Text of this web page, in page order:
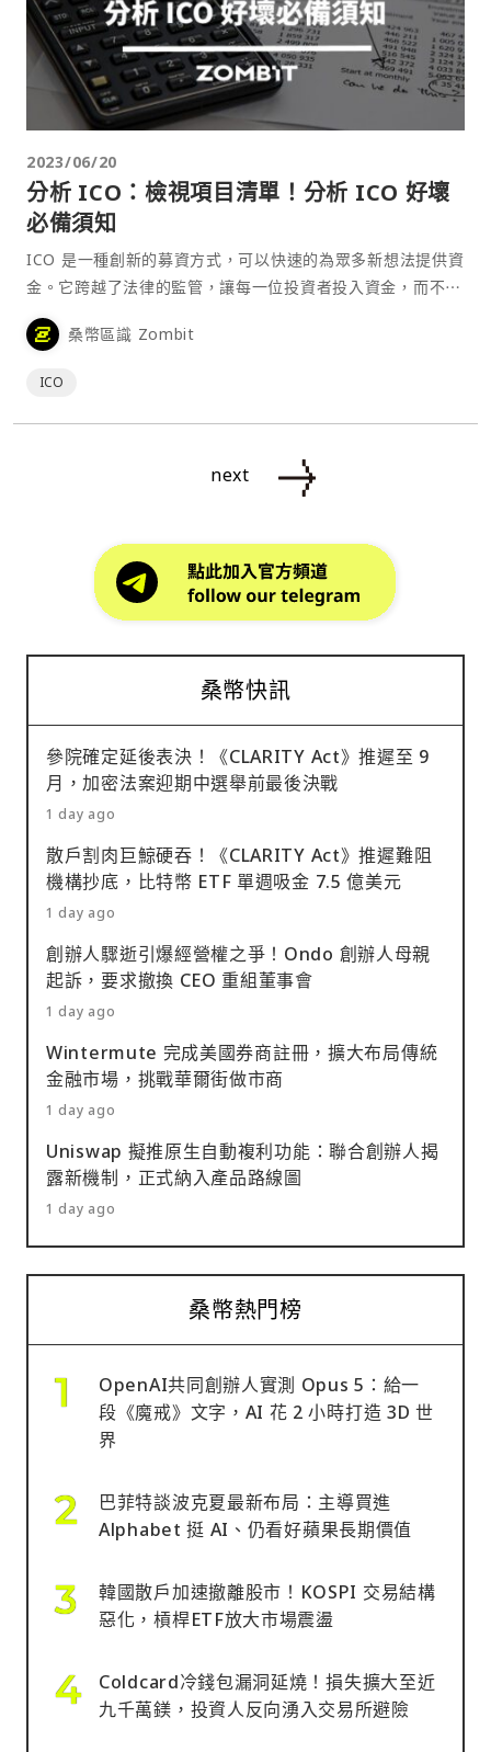
2023/06/20
分析 ICO：檢視項目清單！分析 ICO 好壞
必備須知
ICO 是一種創新的募資方式，可以快速的為眾多新想法提供資
金。它跨越了法律的監管，讓每一位投資者投入資金，而不⋯
桑幣區識 Zombit
ICO
next
桑幣快訊
參院確定延後表決！《CLARITY Act》推遲至 9
月，加密法案迎期中選舉前最後決戰
1 day ago
散戶割肉巨鯨硬吞！《CLARITY Act》推遲難阻
機構抄底，比特幣 ETF 單週吸金 7.5 億美元
1 day ago
創辦人驟逝引爆經營權之爭！Ondo 創辦人母親
起訴，要求撤換 CEO 重組董事會
1 day ago
Wintermute 完成美國券商註冊，擴大布局傳統
金融市場，挑戰華爾街做市商
1 day ago
Uniswap 擬推原生自動複利功能：聯合創辦人揭
露新機制，正式納入產品路線圖
1 day ago
桑幣熱門榜
OpenAI共同創辦人實測 Opus 5：給一
段《魔戒》文字，AI 花 2 小時打造 3D 世
界
巴菲特談波克夏最新布局：主導買進
Alphabet 挺 AI、仍看好蘋果長期價值
韓國散戶加速撤離股市！KOSPI 交易結構
惡化，槓桿ETF放大市場震盪
Coldcard冷錢包漏洞延燒！損失擴大至近
九千萬鎂，投資人反向湧入交易所避險